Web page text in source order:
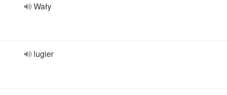
Wały
lugier